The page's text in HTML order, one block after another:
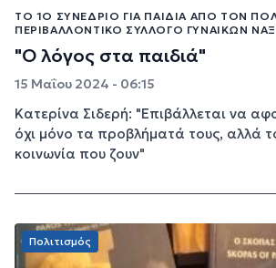
ΤΟ 1Ο ΣΥΝΈΔΡΙΟ ΓΙΑ ΠΑΙΔΙΆ ΑΠΌ ΤΟΝ
ΠΕΡΙΒΑΛΛΟΝΤΙΚΌ ΣΎΛΛΟΓΟ ΓΥΝΑΙΚΏΝ
"Ο λόγος στα παιδιά"
15 Μαΐου 2024 - 06:15
Κατερίνα Σιδερή: "Επιβάλλεται να
όχι μόνο τα προβλήματά τους, αλλά
κοινωνία που ζουν"
Πολιτισμός